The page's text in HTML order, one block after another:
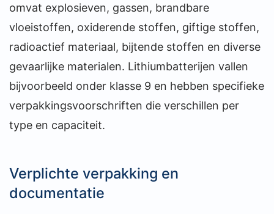
omvat explosieven, gassen, brandbare
vloeistoffen, oxiderende stoffen, giftige stoffen,
radioactief materiaal, bijtende stoffen en diverse
gevaarlijke materialen. Lithiumbatterijen vallen
bijvoorbeeld onder klasse 9 en hebben specifieke
verpakkingsvoorschriften die verschillen per
type en capaciteit.
Verplichte verpakking en
documentatie